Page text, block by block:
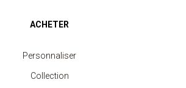
ACHETER
Personnaliser
Collection